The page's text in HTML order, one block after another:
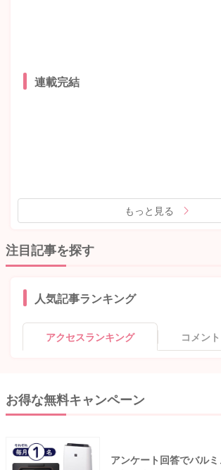
連載完結
もっと見る
注目記事を探す
人気記事ランキング
アクセスランキング コメン
お得な無料キャンペーン
アンケート回答でバル